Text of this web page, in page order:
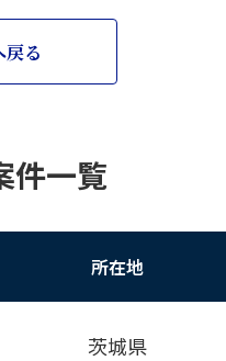
戻る
件一覧
所在地
茨城県